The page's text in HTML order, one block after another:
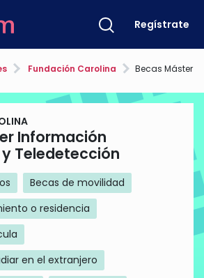
Regístrate
Fundación Carolina Becas Máster
Información
Teledetección
Becas de movilidad
o residencia
en el extranjero